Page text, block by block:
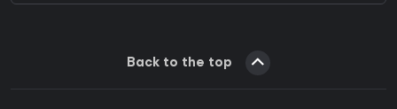
Back to the top